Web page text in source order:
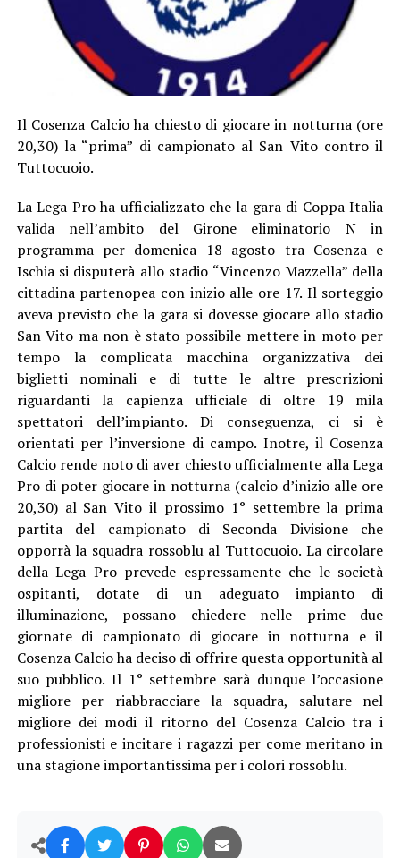
Il Cosenza Calcio ha chiesto di giocare in notturna (ore
20,30) la “prima” di campionato al San Vito contro il
Tuttocuoio.
La Lega Pro ha ufficializzato che la gara di Coppa Italia
valida nell’ambito del Girone eliminatorio N in
programma per domenica 18 agosto tra Cosenza e
Ischia si disputerà allo stadio “Vincenzo Mazzella” della
cittadina partenopea con inizio alle ore 17. Il sorteggio
aveva previsto che la gara si dovesse giocare allo stadio
San Vito ma non è stato possibile mettere in moto per
tempo la complicata macchina organizzativa dei
biglietti nominali e di tutte le altre prescrizioni
riguardanti la capienza ufficiale di oltre 19 mila
spettatori dell’impianto. Di conseguenza, ci si è
orientati per l’inversione di campo. Inotre, il Cosenza
Calcio rende noto di aver chiesto ufficialmente alla Lega
Pro di poter giocare in notturna (calcio d’inizio alle ore
20,30) al San Vito il prossimo 1° settembre la prima
partita del campionato di Seconda Divisione che
opporrà la squadra rossoblu al Tuttocuoio. La circolare
della Lega Pro prevede espressamente che le società
ospitanti, dotate di un adeguato impianto di
illuminazione, possano chiedere nelle prime due
giornate di campionato di giocare in notturna e il
Cosenza Calcio ha deciso di offrire questa opportunità al
suo pubblico. Il 1° settembre sarà dunque l’occasione
migliore per riabbracciare la squadra, salutare nel
migliore dei modi il ritorno del Cosenza Calcio tra i
professionisti e incitare i ragazzi per come meritano in
una stagione importantissima per i colori rossoblu.